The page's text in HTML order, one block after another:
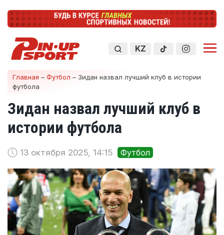
KZ
Главная – Футбол – Зидан назвал лучший клуб в истории
футбола
Зидан назвал лучший клуб в
истории футбола
13 октября 2025, 14:15 Футбол